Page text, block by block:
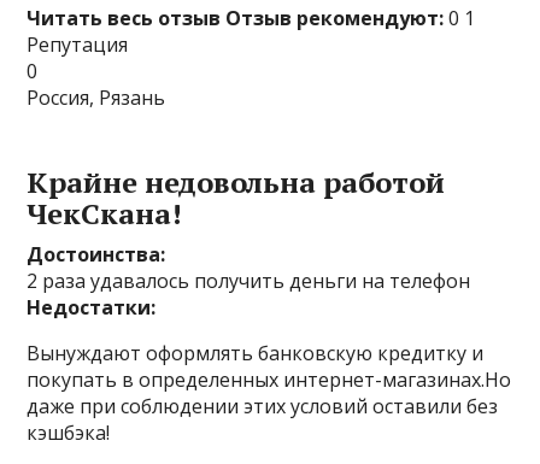
Читать весь отзыв Отзыв рекомендуют:0 1
Репутация
0
Россия, Рязань
Крайне недовольна работой
ЧекСкана!
Достоинства:
2 раза удавалось получить деньги на телефон
Недостатки:
Вынуждают оформлять банковскую кредитку и
покупать в определенных интернет-магазинах.Но
даже при соблюдении этих условий оставили без
кэшбэка!